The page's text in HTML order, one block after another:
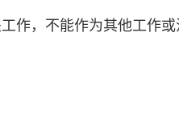
作，不能作为其他工作或